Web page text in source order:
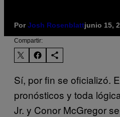
PorJosh Rosenblattjunio 15,
Compartir:
Sí, por fin se oficializó.
pronósticos y toda
Jr. y Conor McGregor